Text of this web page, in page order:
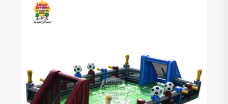
Είναι τα Mini Inflatable Bouncy Castles η